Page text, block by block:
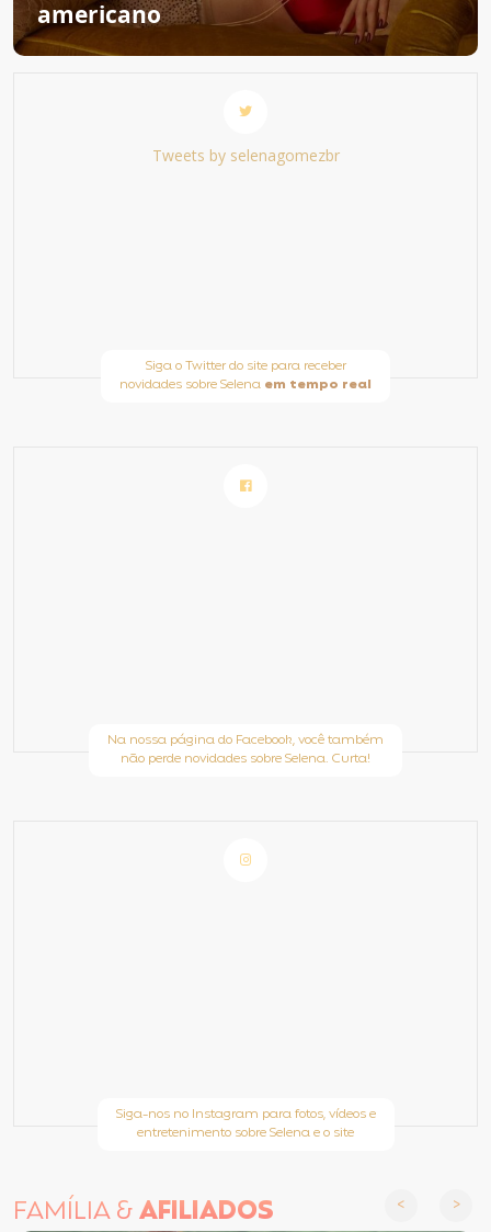
americano
Tweets by selenagomezbr
Siga o Twitter do site para receber
novidades sobre Selena em tempo real
Na nossa página do Facebook, você também
não perde novidades sobre Selena. Curta!
Siga-nos no Instagram para fotos, vídeos e
entretenimento sobre Selena e o site
FAMÍLIA &AFILIADOS